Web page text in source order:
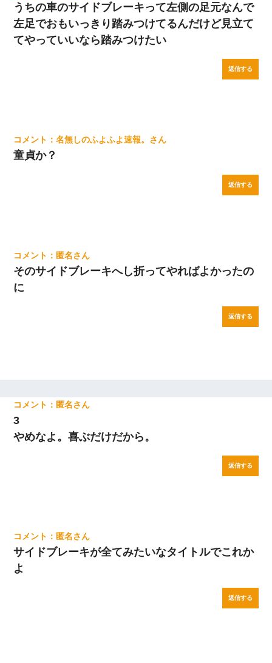
うちの車のサイドブレーキって左側の足元なんで
左足でおもいっきり踏みつけてるんだけど見立て
てやっていいなら踏みつけたい
返信する
名無しのふよふよ速報。
童貞か？
返信する
匿名
そのサイドブレーキへし折ってやればよかったの
に
返信する
匿名
3
やめなよ。喜ぶだけだから。
返信する
匿名
サイドブレーキが全てみたいなタイトルでこれか
よ
返信する